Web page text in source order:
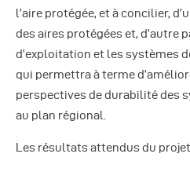
l’aire protégée, et à concilier,
des aires protégées et, d’autre
d’exploitation et les systèmes
qui permettra à terme
perspectives de durabilité des
au plan régional.
Les résultats attendus du